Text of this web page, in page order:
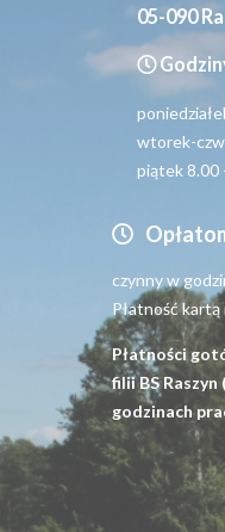
05-090
wtorek-
piątek 8.00
czynny w
Płatność
Płatności
filii BS Raszyn
godzinach